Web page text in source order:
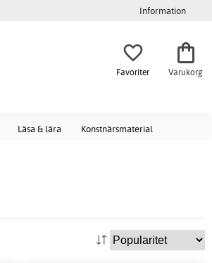
Information
Favoriter Varukorg
Läsa & lära Konstnärsmaterial